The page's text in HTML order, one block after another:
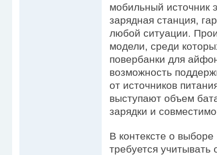
мобильный источник
зарядная станция,
любой ситуации.
модели, среди
повербанки для
возможность
от источников
выступают объем
зарядки и
В контексте о
требуется